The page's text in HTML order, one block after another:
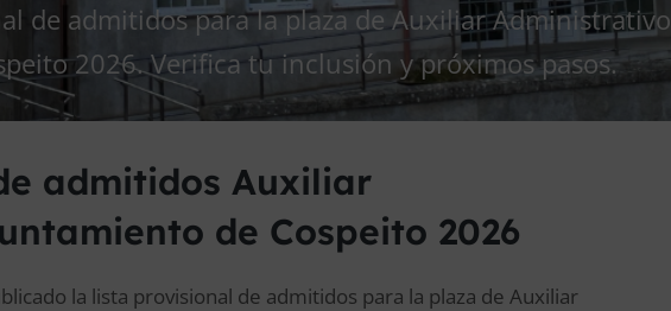
de admitidos para la plaza de Auxiliar Administrativo
2026. Verifica tu inclusión y próximos pasos.
admitidos Auxiliar
de Cospeito 2026
la lista provisional de admitidos para la plaza de Auxiliar